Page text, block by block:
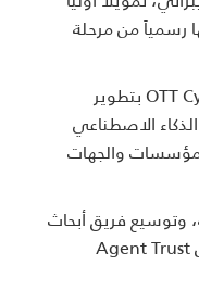
رسمياً من مرحلة
وقد قامت شركة OTT Cybersecurity LLC بتطوير
الاصطناعي
والجهات
وتوسيع فريق أبحاث
الأمن السيبراني، وتفعيل بروتوكول Agent Trust